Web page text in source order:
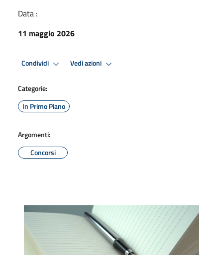
Data :
11 maggio 2026
Condividi Vedi azioni
Categorie:
In Primo Piano
Argomenti:
Concorsi